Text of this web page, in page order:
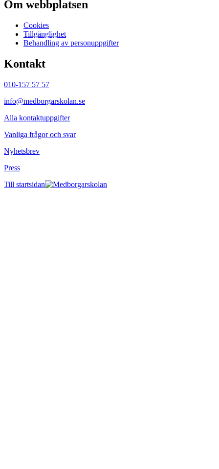
Om webbplatsen
Cookies
Tillgänglighet
Behandling av personuppgifter
Kontakt
010-157 57 57
info@medborgarskolan.se
Alla kontaktuppgifter
Vanliga frågor och svar
Nyhetsbrev
Press
Till startsidan